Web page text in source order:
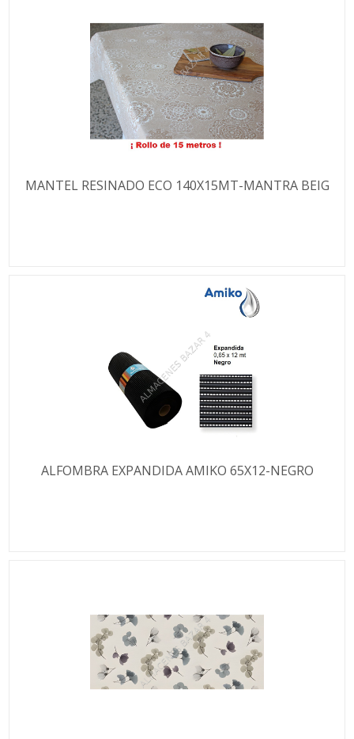
MANTEL RESINADO ECO 140X15MT-MANTRA BEIG
ALFOMBRA EXPANDIDA AMIKO 65X12-NEGRO